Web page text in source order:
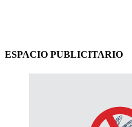
ESPACIO PUBLICITARIO